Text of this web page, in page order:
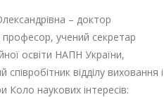
– доктор
професор, учений секретар
освіти НАПН України,
співробітник відділу виховання і
Коло наукових інтересів: